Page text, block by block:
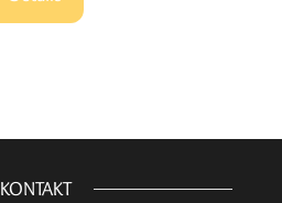
KONTAKT